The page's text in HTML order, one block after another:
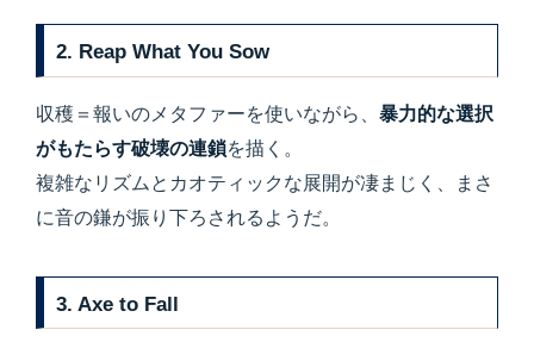
2. Reap What You Sow
収穫＝報いのメタファーを使いながら、 暴力的な選択
がもたらす破壊の連鎖を描く。
複雑なリズムとカオティックな展開が凄まじく、まさ
に音の鎌が振り下ろされるようだ。
3. Axe to Fall